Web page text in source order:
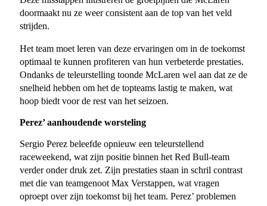
doormaakt nu ze weer consistent aan de top van het veld
strijden.
Het team moet leren van deze ervaringen om in de toekomst
optimaal te kunnen profiteren van hun verbeterde prestaties.
Ondanks de teleurstelling toonde McLaren wel aan dat ze de
snelheid hebben om het de topteams lastig te maken, wat
hoop biedt voor de rest van het seizoen.
Perez’ aanhoudende worsteling
Sergio Perez beleefde opnieuw een teleurstellend
raceweekend, wat zijn positie binnen het Red Bull-team
verder onder druk zet. Zijn prestaties staan in schril contrast
met die van teamgenoot Max Verstappen, wat vragen
oproept over zijn toekomst bij het team. Perez’ problemen